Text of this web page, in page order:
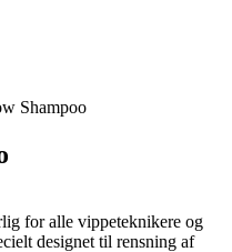
Shampoo
for alle vippeteknikere og
designet til rensning af